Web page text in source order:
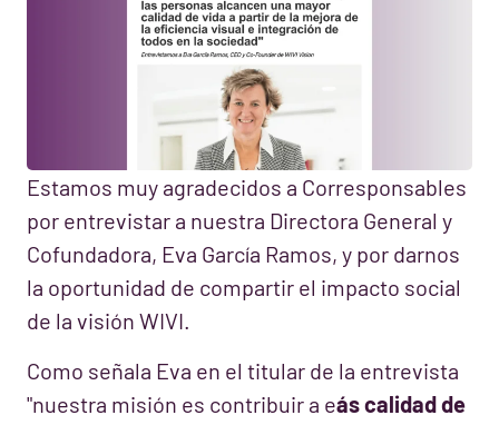
Estamos muy agradecidos a Corresponsables
por entrevistar a nuestra Directora General y
Cofundadora, Eva García Ramos, y por darnos
la oportunidad de compartir el impacto social
de la visión WIVI.
Como señala Eva en el titular de la entrevista
"nuestra misión es contribuir a eás calidad de